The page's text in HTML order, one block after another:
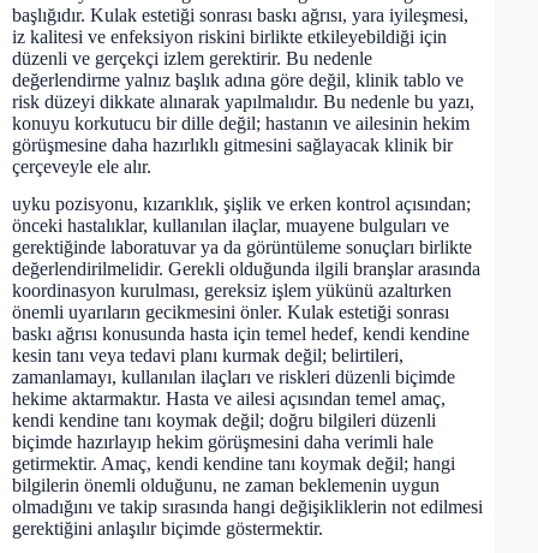
başlığıdır. Kulak estetiği sonrası baskı ağrısı, yara iyileşmesi,
iz kalitesi ve enfeksiyon riskini birlikte etkileyebildiği için
düzenli ve gerçekçi izlem gerektirir. Bu nedenle
değerlendirme yalnız başlık adına göre değil, klinik tablo ve
risk düzeyi dikkate alınarak yapılmalıdır. Bu nedenle bu yazı,
konuyu korkutucu bir dille değil; hastanın ve ailesinin hekim
görüşmesine daha hazırlıklı gitmesini sağlayacak klinik bir
çerçeveyle ele alır.
uyku pozisyonu, kızarıklık, şişlik ve erken kontrol açısından;
önceki hastalıklar, kullanılan ilaçlar, muayene bulguları ve
gerektiğinde laboratuvar ya da görüntüleme sonuçları birlikte
değerlendirilmelidir. Gerekli olduğunda ilgili branşlar arasında
koordinasyon kurulması, gereksiz işlem yükünü azaltırken
önemli uyarıların gecikmesini önler. Kulak estetiği sonrası
baskı ağrısı konusunda hasta için temel hedef, kendi kendine
kesin tanı veya tedavi planı kurmak değil; belirtileri,
zamanlamayı, kullanılan ilaçları ve riskleri düzenli biçimde
hekime aktarmaktır. Hasta ve ailesi açısından temel amaç,
kendi kendine tanı koymak değil; doğru bilgileri düzenli
biçimde hazırlayıp hekim görüşmesini daha verimli hale
getirmektir. Amaç, kendi kendine tanı koymak değil; hangi
bilgilerin önemli olduğunu, ne zaman beklemenin uygun
olmadığını ve takip sırasında hangi değişikliklerin not edilmesi
gerektiğini anlaşılır biçimde göstermektir.